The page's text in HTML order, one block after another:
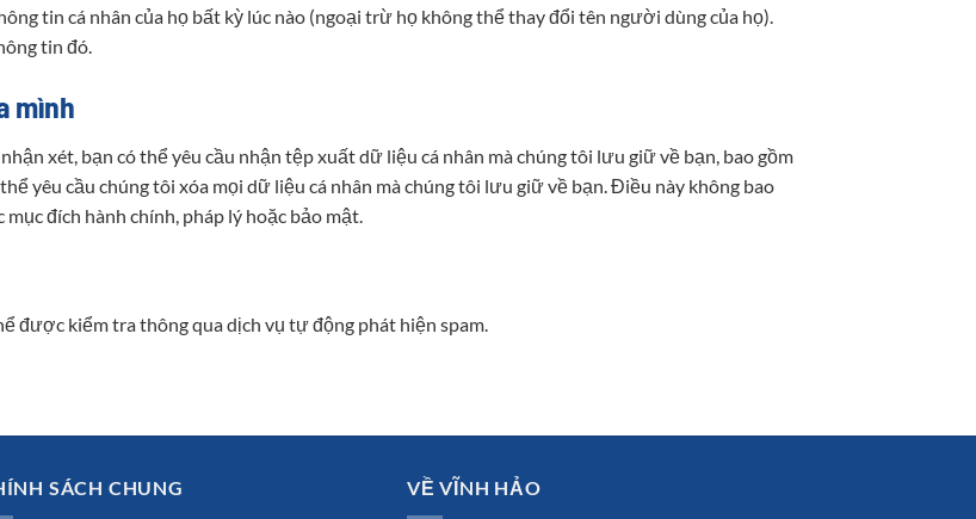
tin cá nhân của họ bất kỳ lúc nào (ngoại trừ họ không thể thay đổi tên người dùng của họ).
tin đó.
mình
xét, bạn có thể yêu cầu nhận tệp xuất dữ liệu cá nhân mà chúng tôi lưu giữ về bạn, bao gồm
yêu cầu chúng tôi xóa mọi dữ liệu cá nhân mà chúng tôi lưu giữ về bạn. Điều này không bao
đích hành chính, pháp lý hoặc bảo mật.
được kiểm tra thông qua dịch vụ tự động phát hiện spam.
SÁCH CHUNG VỀ VĨNH HẢO